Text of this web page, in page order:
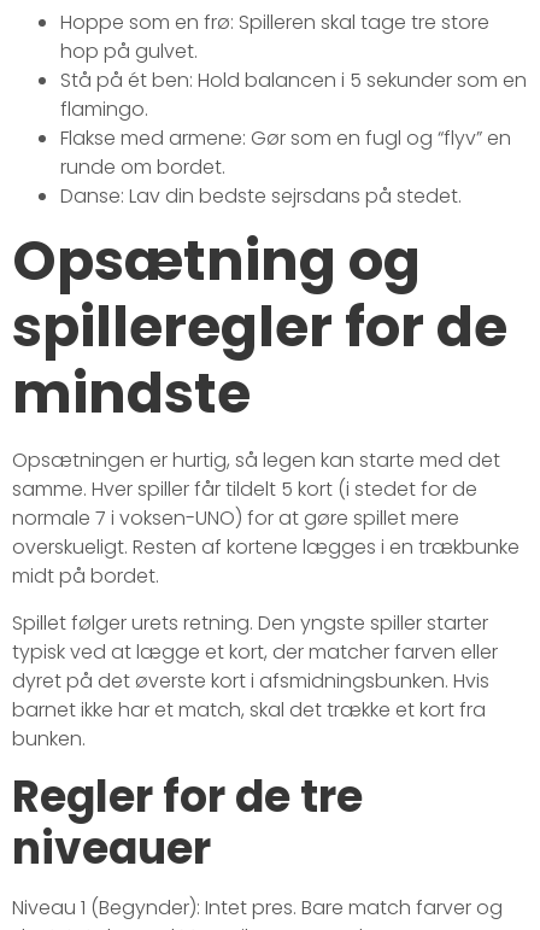
Hoppe som en frø: Spilleren skal tage tre store
hop på gulvet.
Stå på ét ben: Hold balancen i 5 sekunder som en
flamingo.
Flakse med armene: Gør som en fugl og “flyv” en
runde om bordet.
Danse: Lav din bedste sejrsdans på stedet.
Opsætning og
spilleregler for de
mindste
Opsætningen er hurtig, så legen kan starte med det
samme. Hver spiller får tildelt 5 kort (i stedet for de
normale 7 i voksen-UNO) for at gøre spillet mere
overskueligt. Resten af kortene lægges i en trækbunke
midt på bordet.
Spillet følger urets retning. Den yngste spiller starter
typisk ved at lægge et kort, der matcher farven eller
dyret på det øverste kort i afsmidningsbunken. Hvis
barnet ikke har et match, skal det trække et kort fra
bunken.
Regler for de tre
niveauer
Niveau 1 (Begynder): Intet pres. Bare match farver og